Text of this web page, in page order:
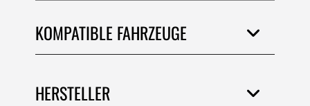
KOMPATIBLE FAHRZEUGE
HERSTELLER